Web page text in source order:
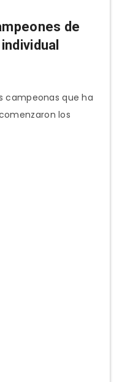
de
campeonas que ha
los